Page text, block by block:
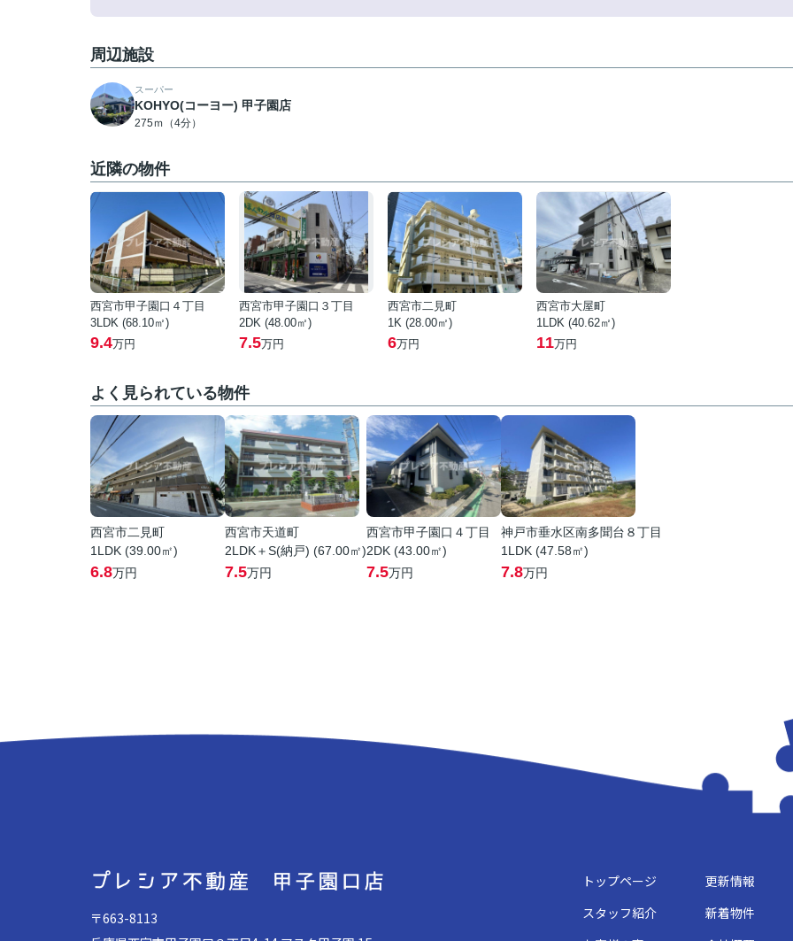
周辺施設
スーパー
KOHYO(コーヨー) 甲子園店
275ｍ（4分）
近隣の物件
西宮市甲子園口４丁目
3LDK (68.10㎡)
9.4万円
西宮市甲子園口３丁目
2DK (48.00㎡)
7.5万円
西宮市二見町
1K (28.00㎡)
6万円
西宮市大屋町
1LDK (40.62㎡)
11万円
よく見られている物件
西宮市二見町
1LDK (39.00㎡)
6.8万円
西宮市天道町
2LDK＋S(納戸) (67.00㎡)
7.5万円
西宮市甲子園口４丁目
2DK (43.00㎡)
7.5万円
神戸市垂水区南多聞台８丁目
1LDK (47.58㎡)
7.8万円
〒663-8113
トップページ 更新情報
スタッフ紹介
新着物件